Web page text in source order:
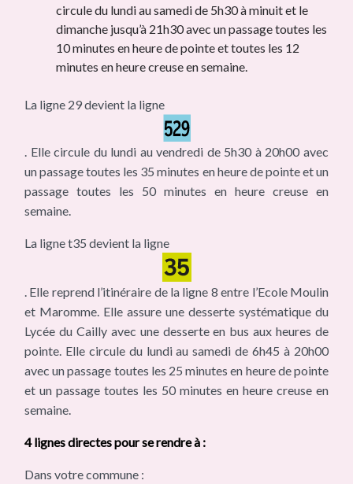
circule du lundi au samedi de 5h30 à minuit et le
dimanche jusqu’à 21h30 avec un passage toutes les
10 minutes en heure de pointe et toutes les 12
minutes en heure creuse en semaine.
La ligne 29 devient la ligne
. Elle circule du lundi au vendredi de 5h30 à 20h00 avec
un passage toutes les 35 minutes en heure de pointe et un
passage toutes les 50 minutes en heure creuse en
semaine.
La ligne t35 devient la ligne
. Elle reprend l’itinéraire de la ligne 8 entre l’Ecole Moulin
et Maromme. Elle assure une desserte systématique du
Lycée du Cailly avec une desserte en bus aux heures de
pointe. Elle circule du lundi au samedi de 6h45 à 20h00
avec un passage toutes les 25 minutes en heure de pointe
et un passage toutes les 50 minutes en heure creuse en
semaine.
4 lignes directes pour se rendre à :
Dans votre commune :